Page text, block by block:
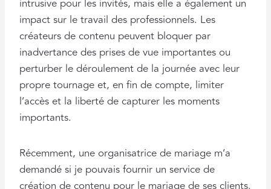
intrusive pour les invités, mais elle a également un
impact sur le travail des professionnels. Les
créateurs de contenu peuvent bloquer par
inadvertance des prises de vue importantes ou
perturber le déroulement de la journée avec leur
propre tournage et, en fin de compte, limiter
l’accès et la liberté de capturer les moments
importants.
Récemment, une organisatrice de mariage m’a
demandé si je pouvais fournir un service de